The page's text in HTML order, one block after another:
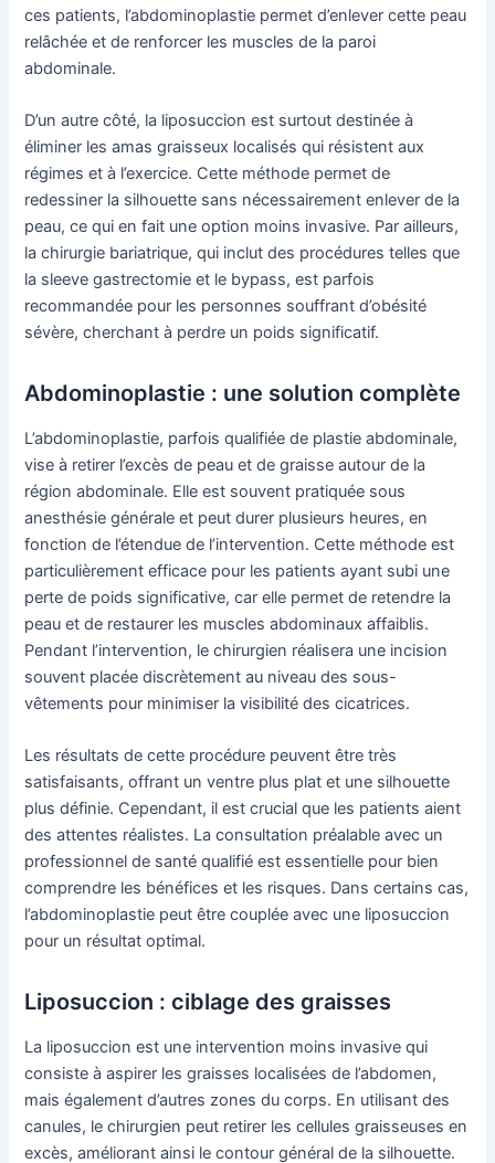
ces patients, l’abdominoplastie permet d’enlever cette peau
relâchée et de renforcer les muscles de la paroi
abdominale.
D’un autre côté, la liposuccion est surtout destinée à
éliminer les amas graisseux localisés qui résistent aux
régimes et à l’exercice. Cette méthode permet de
redessiner la silhouette sans nécessairement enlever de la
peau, ce qui en fait une option moins invasive. Par ailleurs,
la chirurgie bariatrique, qui inclut des procédures telles que
la sleeve gastrectomie et le bypass, est parfois
recommandée pour les personnes souffrant d’obésité
sévère, cherchant à perdre un poids significatif.
Abdominoplastie : une solution complète
L’abdominoplastie, parfois qualifiée de plastie abdominale,
vise à retirer l’excès de peau et de graisse autour de la
région abdominale. Elle est souvent pratiquée sous
anesthésie générale et peut durer plusieurs heures, en
fonction de l’étendue de l’intervention. Cette méthode est
particulièrement efficace pour les patients ayant subi une
perte de poids significative, car elle permet de retendre la
peau et de restaurer les muscles abdominaux affaiblis.
Pendant l’intervention, le chirurgien réalisera une incision
souvent placée discrètement au niveau des sous-
vêtements pour minimiser la visibilité des cicatrices.
Les résultats de cette procédure peuvent être très
satisfaisants, offrant un ventre plus plat et une silhouette
plus définie. Cependant, il est crucial que les patients aient
des attentes réalistes. La consultation préalable avec un
professionnel de santé qualifié est essentielle pour bien
comprendre les bénéfices et les risques. Dans certains cas,
l’abdominoplastie peut être couplée avec une liposuccion
pour un résultat optimal.
Liposuccion : ciblage des graisses
La liposuccion est une intervention moins invasive qui
consiste à aspirer les graisses localisées de l’abdomen,
mais également d’autres zones du corps. En utilisant des
canules, le chirurgien peut retirer les cellules graisseuses en
excès, améliorant ainsi le contour général de la silhouette.